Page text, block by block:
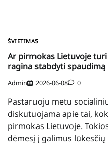
ŠVIETIMAS
Ar pirmokas Lietuvoje
ragina stabdyti
Admin 2026-06-08 0
Pastaruoju metu
diskutuojama apie tai,
pirmokas Lietuvoje.
dėmesį į galimus